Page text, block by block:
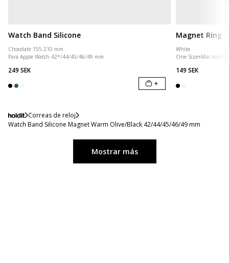
Watch Band Silicone
Chocolate 155-210 mm
Para Apple Watch 42*/44/45/46/49 mm
249 SEK
+
Magnet Ring
White
One Size+Más
149 SEK
Correas de reloj
Watch Band Silicone Magnet Warm Olive/Black 42/44/45/46/49 mm
Mostrar más